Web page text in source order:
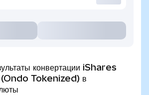
конвертации iShares
Tokenized) в